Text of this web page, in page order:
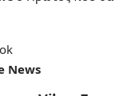
News